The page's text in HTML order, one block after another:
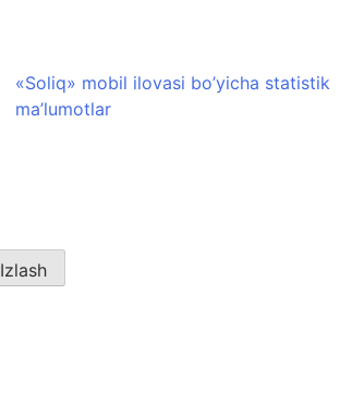
«Soliq» mobil ilovasi bo’yicha statistik
ma’lumotlar
Izlash